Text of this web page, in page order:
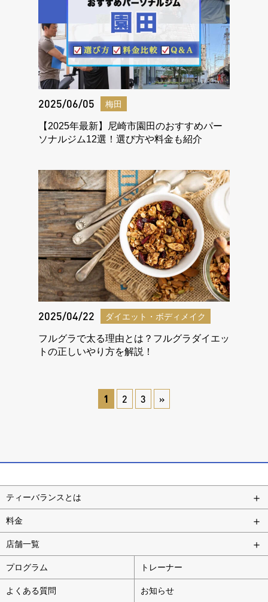
2025/06/05 梅田
【2025年最新】尼崎市園田のおすすめパー
ソナルジム12選！選び方や料金も紹介
2025/04/22 ダイエット・ボディメイク
フルグラで太る理由とは？フルグラダイエッ
トの正しいやり方を解説！
1 2 3 »
ティーバランスとは
料金
店舗一覧
プログラム トレーナー
よくある質問 お知らせ